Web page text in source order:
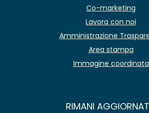
Co-marketing
Lavora con noi
Amministrazione
Area stampa
Immagine coordinata
RIMANI